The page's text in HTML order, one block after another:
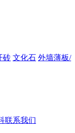
砖 文化石 外墙薄板/
联系我们